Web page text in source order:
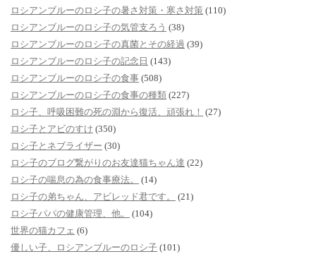
ロシアンブルーのロシ子の暑さ対策・寒さ対策 (110)
ロシアンブルーのロシ子の気管支ろう (38)
ロシアンブルーのロシ子の真菌とその経過 (39)
ロシアンブルーのロシ子の記念日 (143)
ロシアンブルーのロシ子の食事 (508)
ロシアンブルーのロシ子の食事の種類 (227)
ロシ子、呼吸困難の死の淵から復活、頑張れ！ (27)
ロシ子とアビのすけ (350)
ロシ子とネブライザー (30)
ロシ子のブログ繋がりのお友達猫ちゃん達 (22)
ロシ子の喘息の為の食事療法。
(14)
ロシ子の弟ちゃん、アビレッド君です。
(21)
ロシ子パパの健康管理、他。
(104)
世界の猫カフェ (6)
優しい子、ロシアンブルーのロシ子 (101)